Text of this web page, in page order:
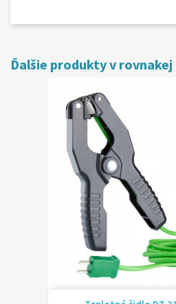
Ďalšie produkty v